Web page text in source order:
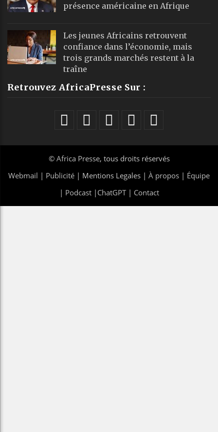
présence américaine en Afrique
Les jeunes Africains retrouvent
confiance dans l’économie, mais
trois grands marchés restent à la
traîne
Retrouvez AfricaPresse Sur :
© Africa Presse, tous droits réservés
Webmail | Publicité | Mentions Legales | À propos | Équipe
| Podcast| ChatGPT| Contact